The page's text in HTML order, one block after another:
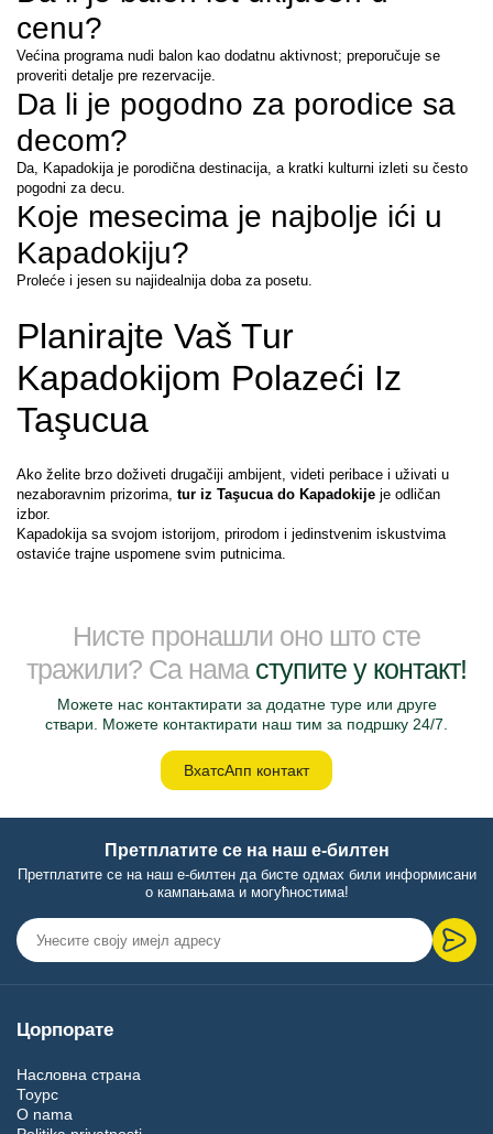
cenu?
Većina programa nudi balon kao dodatnu aktivnost; preporučuje se
proveriti detalje pre rezervacije.
Da li je pogodno za porodice sa
decom?
Da, Kapadokija je porodična destinacija, a kratki kulturni izleti su često
pogodni za decu.
Koje mesecima je najbolje ići u
Kapadokiju?
Proleće i jesen su najidealnija doba za posetu.
Planirajte Vaš Tur
Kapadokijom Polazeći Iz
Taşucua
Ako želite brzo doživeti drugačiji ambijent, videti peribace i uživati u
nezaboravnim prizorima, tur iz Taşucua do Kapadokije je odličan
izbor.
Kapadokija sa svojom istorijom, prirodom i jedinstvenim iskustvima
ostaviće trajne uspomene svim putnicima.
Нисте пронашли оно што сте
тражили? Са нама ступите у контакт!
Можете нас контактирати за додатне туре или друге
ствари. Можете контактирати наш тим за подршку 24/7.
ВхатсАпп контакт
Претплатите се на наш е-билтен
Претплатите се на наш е-билтен да бисте одмах били информисани
о кампањама и могућностима!
Цорпорате
Насловна страна
Тоурс
O nama